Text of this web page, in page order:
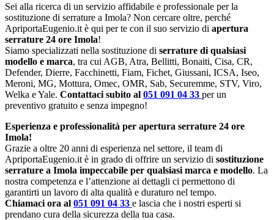
Sei alla ricerca di un servizio affidabile e professionale per la
sostituzione di serrature a Imola? Non cercare oltre, perché
ApriportaEugenio.it è qui per te con il suo servizio di apertura
serrature 24 ore Imola!
Siamo specializzati nella sostituzione di serrature di qualsiasi
modello e marca, tra cui AGB, Atra, Bellitti, Bonaiti, Cisa, CR,
Defender, Dierre, Facchinetti, Fiam, Fichet, Giussani, ICSA, Iseo,
Meroni, MG, Mottura, Omec, OMR, Sab, Securemme, STV, Viro,
Welka e Yale. Contattaci subito al 051 091 04 33 per un
preventivo gratuito e senza impegno!
Esperienza e professionalità per apertura serrature 24 ore
Imola!
Grazie a oltre 20 anni di esperienza nel settore, il team di
ApriportaEugenio.it è in grado di offrire un servizio di sostituzione
serrature a Imola impeccabile per qualsiasi marca e modello. La
nostra competenza e l’attenzione ai dettagli ci permettono di
garantirti un lavoro di alta qualità e duraturo nel tempo.
Chiamaci ora al 051 091 04 33 e lascia che i nostri esperti si
prendano cura della sicurezza della tua casa.